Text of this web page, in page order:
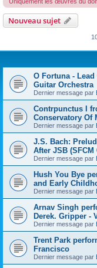
Nouveau sujet
O Fortuna -
Guitar Orchestra
Dernier message par
Contrpunctus I
Conservatory Of
Dernier message par
J.S. Bach:
After JSB
Dernier message par
Hush You Bye
and Early
Dernier message par
Arnav Singh
Derek. Gripper -
Dernier message par
Trent Park
Francisco
Dernier message par